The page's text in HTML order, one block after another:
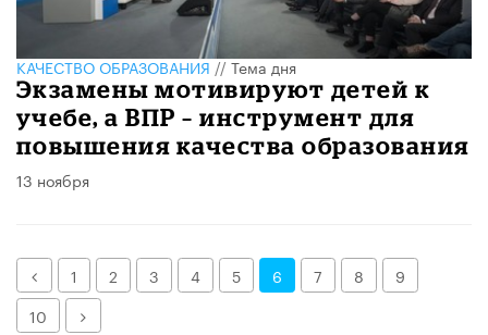
КАЧЕСТВО ОБРАЗОВАНИЯ//Тема дня
Экзамены мотивируют детей к
учебе, а ВПР – инструмент для
повышения качества образования
13 ноября
Назад1 2 3 4 5 6 7 8
9
10
Далее